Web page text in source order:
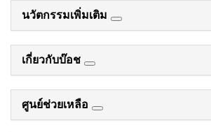
นวัตกรรมเพิ่มเติม
เกี่ยวกับบ๊อช
ศูนย์ช่วยเหลือ